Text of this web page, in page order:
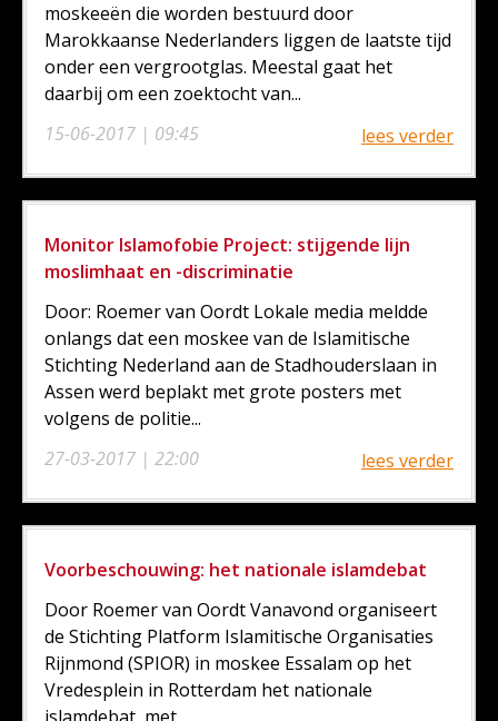
15-06-2017 | 09:45
moskeeën die worden bestuurd door
Marokkaanse Nederlanders liggen de laatste tijd
onder een vergrootglas. Meestal gaat het
daarbij om een zoektocht van...
lees verder
Monitor Islamofobie Project: stijgende lijn
moslimhaat en -discriminatie
27-03-2017 | 22:00
Door: Roemer van Oordt Lokale media meldde
onlangs dat een moskee van de Islamitische
Stichting Nederland aan de Stadhouderslaan in
Assen werd beplakt met grote posters met
volgens de politie...
lees verder
Voorbeschouwing: het nationale islamdebat
Door Roemer van Oordt Vanavond organiseert
de Stichting Platform Islamitische Organisaties
Rijnmond (SPIOR) in moskee Essalam op het
Vredesplein in Rotterdam het nationale